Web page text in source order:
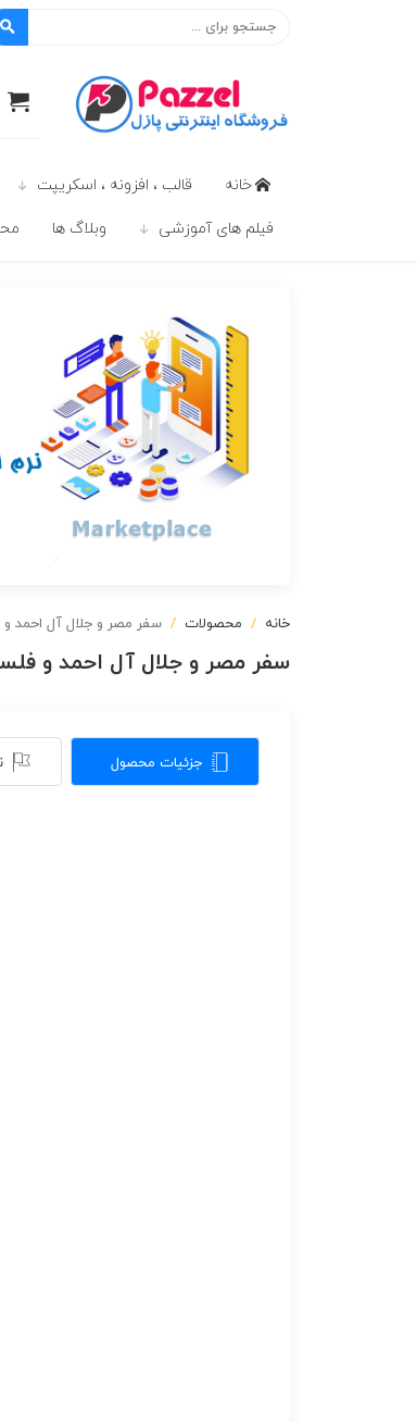
خانه قالب ، افزونه ، اسکریپت
فیلم های آموزشی وبلاگ ها
خانه محصولات سفر مصر و جلال آل احمد
سفر مصر و جلال آل احمد و
جزئیات محصول